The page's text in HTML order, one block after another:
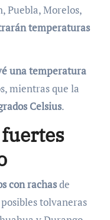
Puebla, Morelos,
temperaturas
una temperatura
mientras que la
Celsius.
con rachasde
tolvaneras